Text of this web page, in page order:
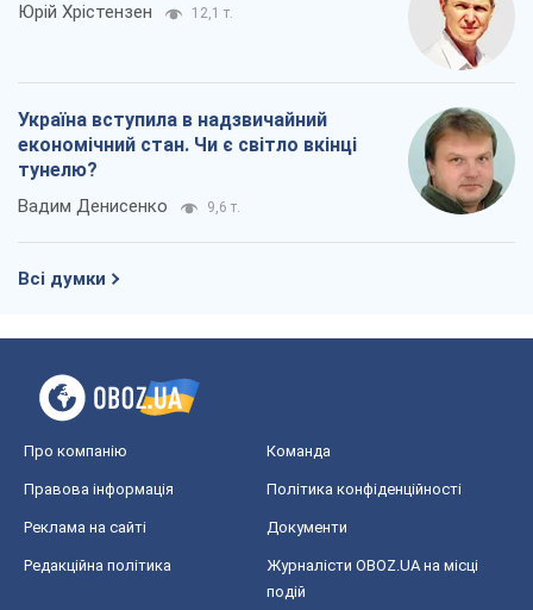
Юрій Хрістензен 12,1 т.
Україна вступила в надзвичайний
економічний стан. Чи є світло вкінці
тунелю?
Вадим Денисенко 9,6 т.
Всі думки
Про компанію Команда
Правова інформація Політика конфіденційності
Реклама на сайті Документи
Редакційна політика
Журналісти OBOZ.UA на місці
подій